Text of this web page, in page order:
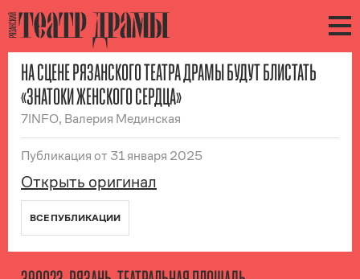
НА СЦЕНЕ РЯЗАНСКОГО ТЕАТРА ДРАМЫ БУДУТ БЛИСТАТЬ
«ЗНАТОКИ ЖЕНСКОГО СЕРДЦА»
7INFO, Валерия Мединская
Публикация от 31 января 2025
Открыть оригинал
ВСЕ ПУБЛИКАЦИИ